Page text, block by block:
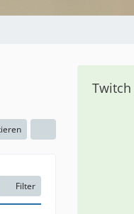
Filter
Twitch